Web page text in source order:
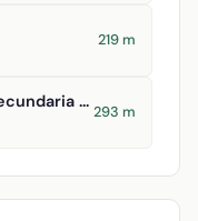
219 m
Instituto de Educación Secundaria Pablo Ruiz Picasso
293 m